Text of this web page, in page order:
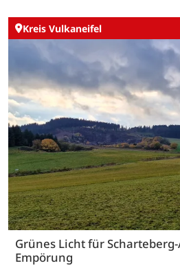
Kreis Vulkaneifel
Grünes Licht für
Empörung